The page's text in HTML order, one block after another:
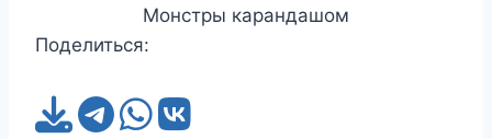
Монстры карандашом
Поделиться: